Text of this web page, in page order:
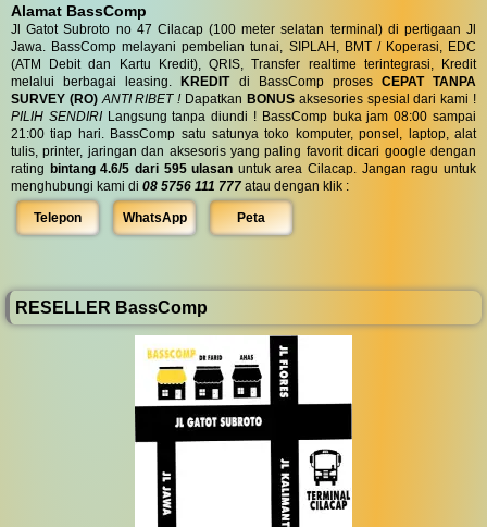
Alamat BassComp
Jl Gatot Subroto no 47 Cilacap (100 meter selatan terminal) di pertigaan Jl
Jawa. BassComp melayani pembelian tunai, SIPLAH, BMT / Koperasi, EDC
(ATM Debit dan Kartu Kredit), QRIS, Transfer realtime terintegrasi, Kredit
melalui berbagai leasing.KREDITdi BassComp proses CEPAT TANPA
SURVEY (RO) ANTI RIBET !Dapatkan BONUSaksesories spesial dari kami !
PILIH SENDIRILangsung tanpa diundi ! BassComp buka jam 08:00 sampai
21:00 tiap hari. BassComp satu satunya toko komputer, ponsel, laptop, alat
tulis, printer, jaringan dan aksesoris yang paling favorit dicari google dengan
rating bintang 4.6/5 dari 595 ulasan untuk area Cilacap. Jangan ragu untuk
menghubungi kami di 08 5756 111 777 atau dengan klik :
Telepon WhatsApp Peta
RESELLER BassComp